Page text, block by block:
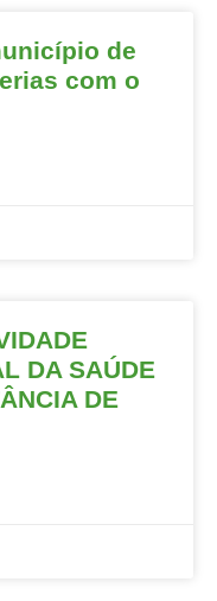
de
com o
DA SAÚDE
DE